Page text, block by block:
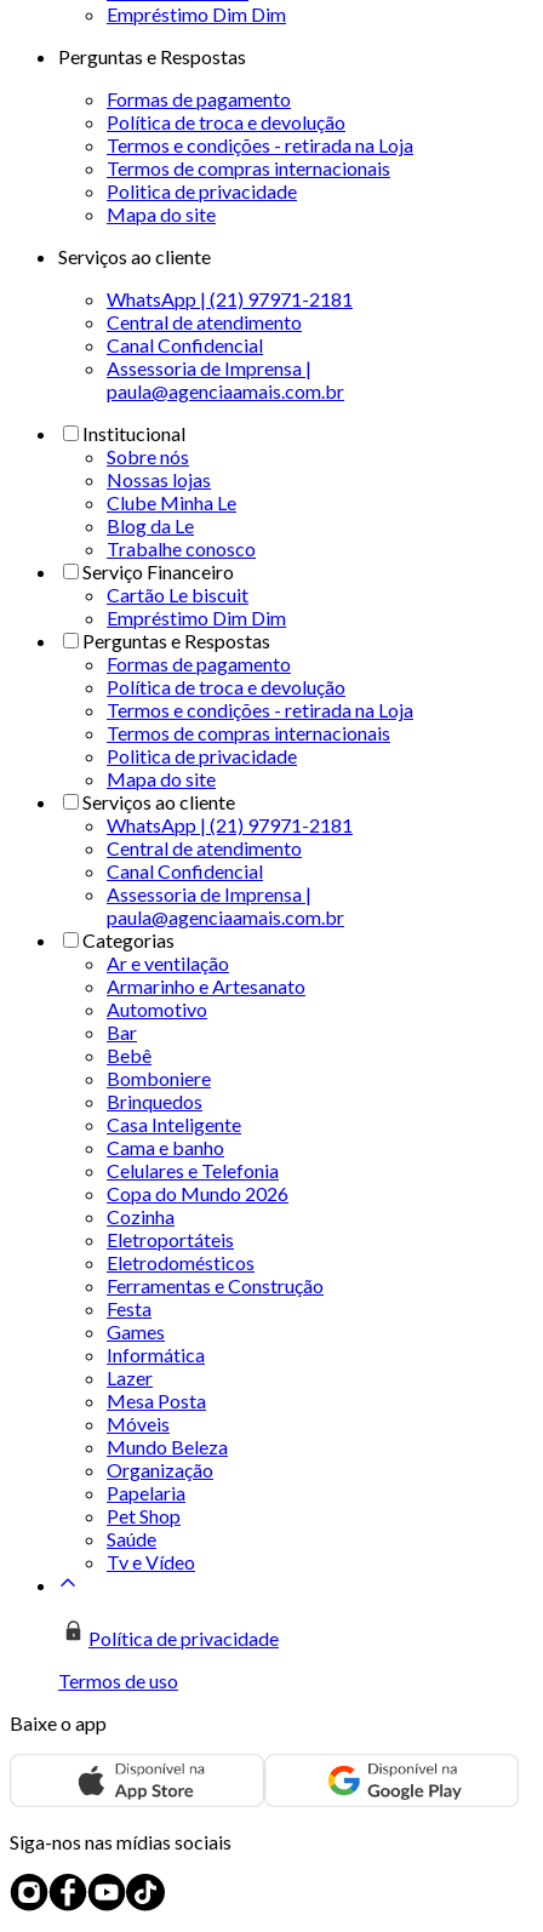
Empréstimo Dim Dim
Perguntas e Respostas
Formas de pagamento
Política de troca e devolução
Termos e condições - retirada na Loja
Termos de compras internacionais
Politica de privacidade
Mapa do site
Serviços ao cliente
WhatsApp | (21) 97971-2181
Central de atendimento
Canal Confidencial
Assessoria de Imprensa |
paula@agenciaamais.com.br
Institucional
Sobre nós
Nossas lojas
Clube Minha Le
Blog da Le
Trabalhe conosco
Serviço Financeiro
Cartão Le biscuit
Empréstimo Dim Dim
Perguntas e Respostas
Formas de pagamento
Política de troca e devolução
Termos e condições - retirada na Loja
Termos de compras internacionais
Politica de privacidade
Mapa do site
Serviços ao cliente
WhatsApp | (21) 97971-2181
Central de atendimento
Canal Confidencial
Assessoria de Imprensa |
paula@agenciaamais.com.br
Categorias
Ar e ventilação
Armarinho e Artesanato
Automotivo
Bar
Bebê
Bomboniere
Brinquedos
Casa Inteligente
Cama e banho
Celulares e Telefonia
Copa do Mundo 2026
Cozinha
Eletroportáteis
Eletrodomésticos
Ferramentas e Construção
Festa
Games
Informática
Lazer
Mesa Posta
Móveis
Mundo Beleza
Organização
Papelaria
Pet Shop
Saúde
Tv e Vídeo
Política de privacidade
Termos de uso
Baixe o app
Siga-nos nas mídias sociais